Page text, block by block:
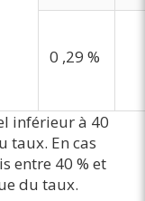
0 ,29 %
inférieur à 40
taux. En cas
entre 40 % et
du taux.